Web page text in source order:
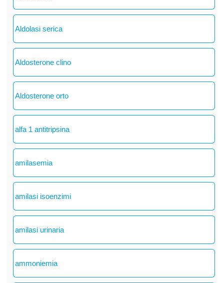
Aldolasi serica
Aldosterone clino
Aldosterone orto
alfa 1 antitripsina
amilasemia
amilasi isoenzimi
amilasi urinaria
ammoniemia